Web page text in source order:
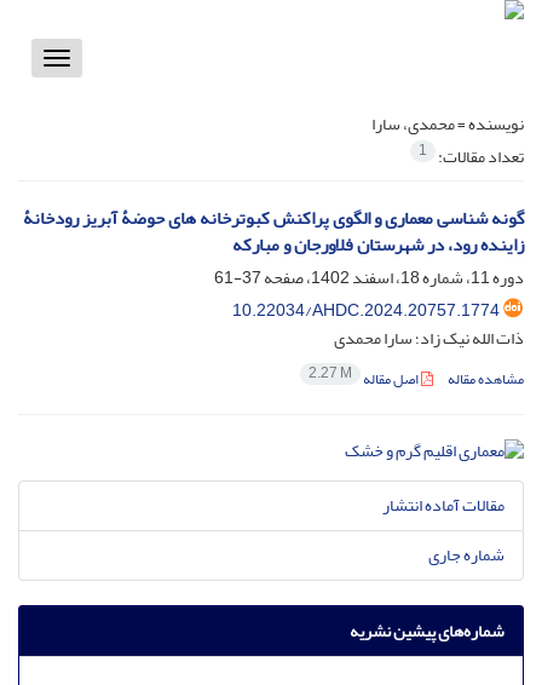
Toggle
نویسنده =محمدی، سارا
تعداد مقالات: 1
گونه‬ شناسی معماری و الگوی پراکنش کبوترخانه های حوضۀ آبریز رودخانۀ
زاینده رود، در شهرستان‬ فلاورجان و مبارکه
دوره 11، شماره 18، اسفند 1402، صفحه
37-61
10.22034/AHDC.2024.20757.1774
ذات الله نیک زاد؛ سارا محمدی
مشاهده مقاله اصل مقاله 2.27 M
مقالات آماده انتشار
شماره جاری
شماره‌های پیشین نشریه